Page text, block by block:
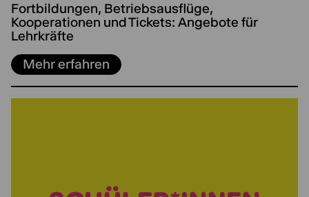
Fortbildungen, Betriebsausflüge,
Kooperationen und Tickets: Angebote für
Lehrkräfte
Mehr erfahren